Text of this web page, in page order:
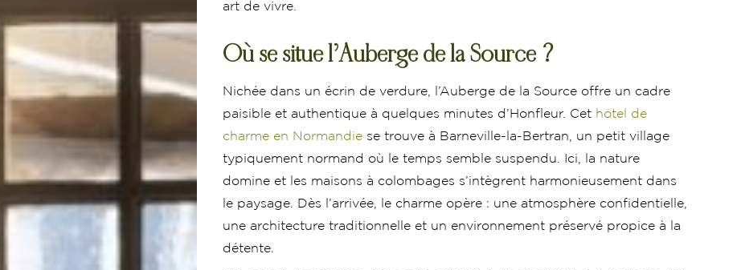
art de vivre.
Où se situe l’Auberge de la Source ?
Nichée dans un écrin de verdure, l’Auberge de la Source offre un cadre
paisible et authentique à quelques minutes d’Honfleur. Cet hôtel de
charme en Normandie se trouve à Barneville-la-Bertran, un petit village
typiquement normand où le temps semble suspendu. Ici, la nature
domine et les maisons à colombages s’intègrent harmonieusement dans
le paysage. Dès l’arrivée, le charme opère : une atmosphère confidentielle,
une architecture traditionnelle et un environnement préservé propice à la
détente.